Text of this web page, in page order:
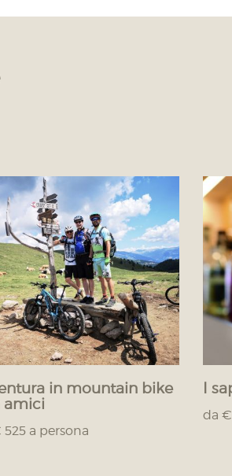
in mountain bike
amici
a persona
I
da €